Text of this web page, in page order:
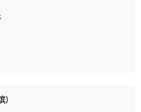
和协作能力。
。